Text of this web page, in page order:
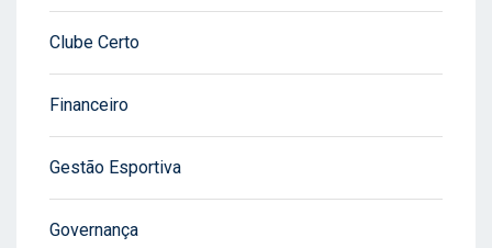
Clube Certo
Financeiro
Gestão Esportiva
Governança